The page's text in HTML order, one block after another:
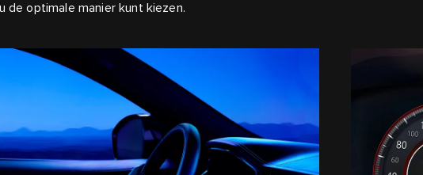
de optimale manier kunt kiezen.